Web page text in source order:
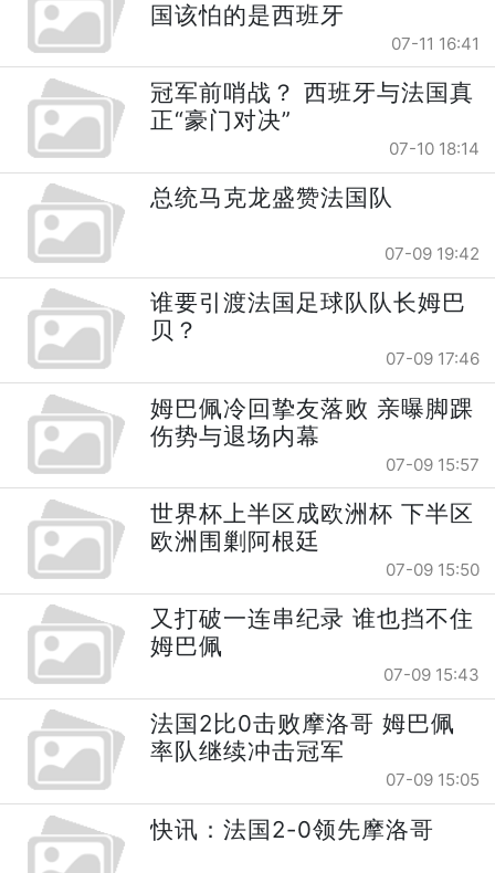
国该怕的是西班牙
07-11 16:41
冠军前哨战？ 西班牙与法国真
正“豪门对决”
07-10 18:14
总统马克龙盛赞法国队
07-09 19:42
谁要引渡法国足球队队长姆巴
贝？
07-09 17:46
姆巴佩冷回挚友落败 亲曝脚踝
伤势与退场内幕
07-09 15:57
世界杯上半区成欧洲杯 下半区
欧洲围剿阿根廷
07-09 15:50
又打破一连串纪录 谁也挡不住
姆巴佩
07-09 15:43
法国2比0击败摩洛哥 姆巴佩
率队继续冲击冠军
07-09 15:05
快讯：法国2-0领先摩洛哥